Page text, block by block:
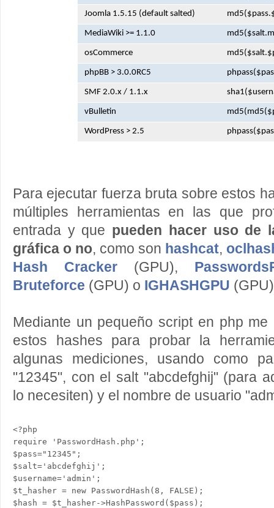
Joomla 1.5.15 (default salted)
MediaWiki >= 1.1.0
osCommerce
phpBB > 3.0.0RC5
SMF 2.0.x / 1.1.x
vBulletin
WordPress > 2.5
Para ejecutar fuerza bruta sobre estos
múltiples herramientas en las que
entrada y que pueden hacer uso de
gráfica o no, como son hashcat,
Hash Cracker (GPU),
Bruteforce (GPU) o IGHASHGPU
Mediante un pequeño script en php
estos hashes para probar la
algunas mediciones, usando como
"12345", con el salt "abcdefghij" (para
lo necesiten) y el nombre de usuario
<?php
require 'PasswordHash.php';
$pass="12345";
$salt='abcdefghij';
$username='admin';
$t_hasher = new PasswordHash(8, FALSE);
$hash = $t_hasher->HashPassword($pass);